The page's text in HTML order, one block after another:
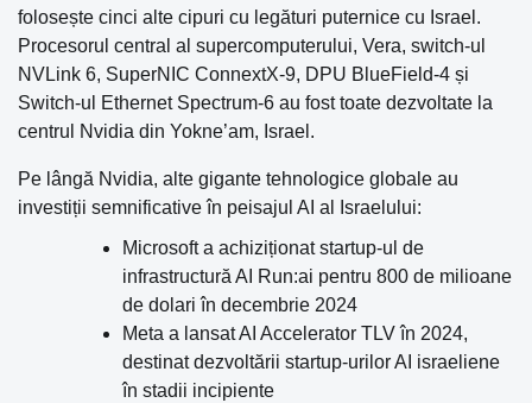
folosește cinci alte cipuri cu legături puternice cu Israel.
Procesorul central al supercomputerului, Vera, switch-ul
NVLink 6, SuperNIC ConnextX-9, DPU BlueField-4 și
Switch-ul Ethernet Spectrum-6 au fost toate dezvoltate la
centrul Nvidia din Yokne’am, Israel.
Pe lângă Nvidia, alte gigante tehnologice globale au
investiții semnificative în peisajul AI al Israelului:
Microsoft a achiziționat startup-ul de
infrastructură AI Run:ai pentru 800 de milioane
de dolari în decembrie 2024
Meta a lansat AI Accelerator TLV în 2024,
destinat dezvoltării startup-urilor AI israeliene
în stadii incipiente